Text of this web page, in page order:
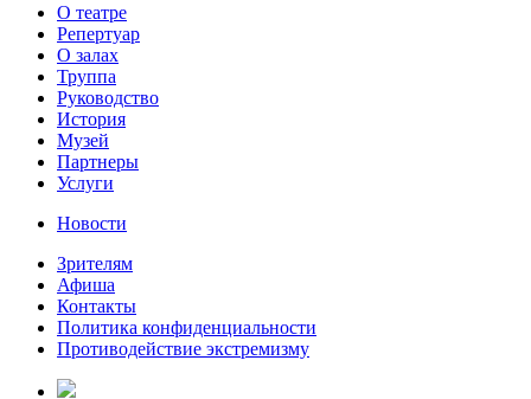
О театре
Репертуар
О залах
Труппа
Руководство
История
Музей
Партнеры
Услуги
Новости
Зрителям
Афиша
Контакты
Политика конфиденциальности
Противодействие экстремизму